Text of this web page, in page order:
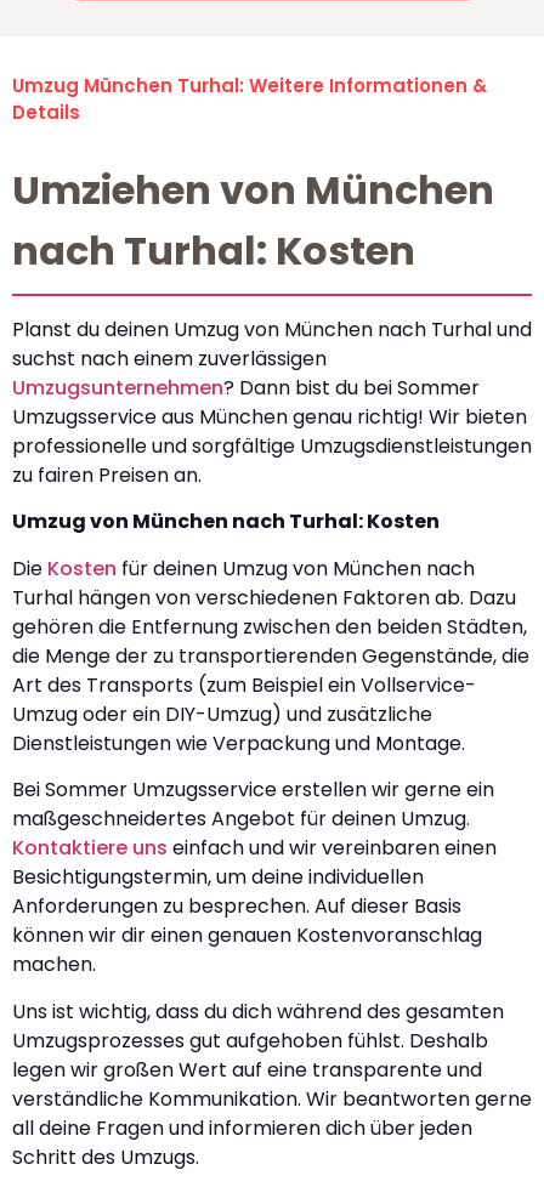
Umzug München Turhal: Weitere Informationen &
Details
Umziehen von München
nach Turhal: Kosten
Planst du deinen Umzug von München nach Turhal und
suchst nach einem zuverlässigen
Umzugsunternehmen? Dann bist du bei Sommer
Umzugsservice aus München genau richtig! Wir bieten
professionelle und sorgfältige Umzugsdienstleistungen
zu fairen Preisen an.
Umzug von München nach Turhal: Kosten
Die Kosten für deinen Umzug von München nach
Turhal hängen von verschiedenen Faktoren ab. Dazu
gehören die Entfernung zwischen den beiden Städten,
die Menge der zu transportierenden Gegenstände, die
Art des Transports (zum Beispiel ein Vollservice-
Umzug oder ein DIY-Umzug) und zusätzliche
Dienstleistungen wie Verpackung und Montage.
Bei Sommer Umzugsservice erstellen wir gerne ein
maßgeschneidertes Angebot für deinen Umzug.
Kontaktiere uns einfach und wir vereinbaren einen
Besichtigungstermin, um deine individuellen
Anforderungen zu besprechen. Auf dieser Basis
können wir dir einen genauen Kostenvoranschlag
machen.
Uns ist wichtig, dass du dich während des gesamten
Umzugsprozesses gut aufgehoben fühlst. Deshalb
legen wir großen Wert auf eine transparente und
verständliche Kommunikation. Wir beantworten gerne
all deine Fragen und informieren dich über jeden
Schritt des Umzugs.